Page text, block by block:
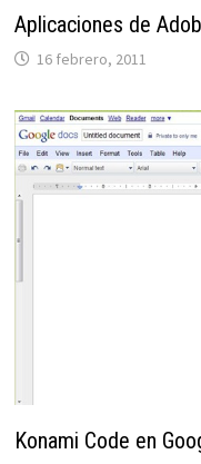
Aplicaciones de
16 febrero, 2011
Konami Code en